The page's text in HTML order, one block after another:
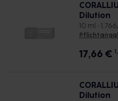
Dilution
10 ml •
17,66 €
Dilution